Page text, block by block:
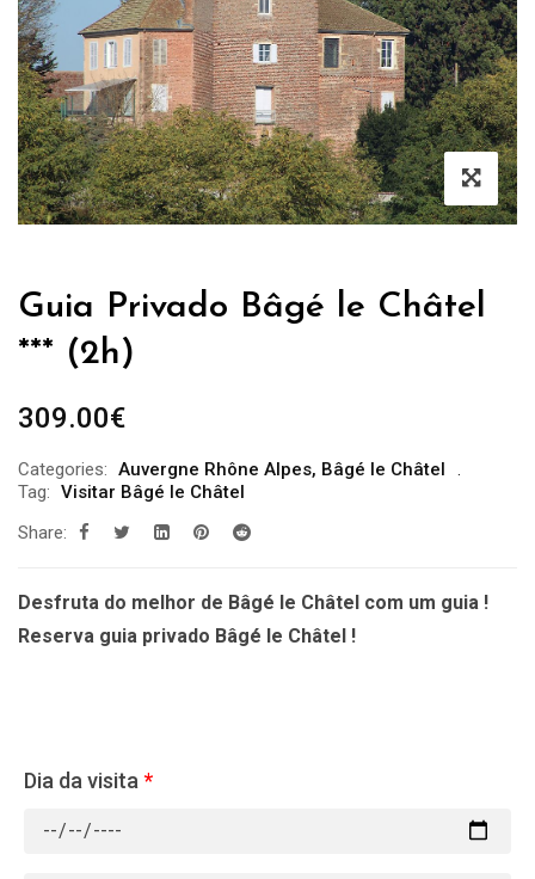
Guia Privado Bâgé le Châtel
*** (2h)
309.00€
Categories: Auvergne Rhône Alpes, Bâgé le Châtel
Tag: Visitar Bâgé le Châtel
Share:
Desfruta do melhor de Bâgé le Châtel com um guia !
Reserva guia privado Bâgé le Châtel !
Dia da visita *